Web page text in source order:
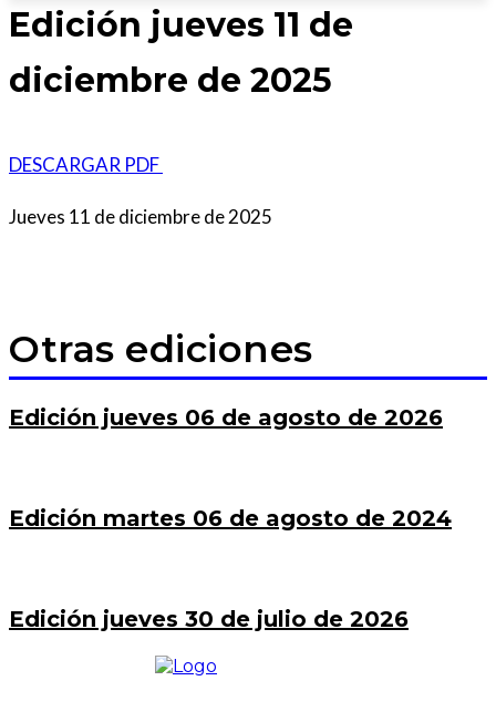
Edición jueves 11 de
diciembre de 2025
DESCARGAR PDF
Jueves 11 de diciembre de 2025
Otras ediciones
Edición jueves 06 de agosto de 2026
Edición martes 06 de agosto de 2024
Edición jueves 30 de julio de 2026